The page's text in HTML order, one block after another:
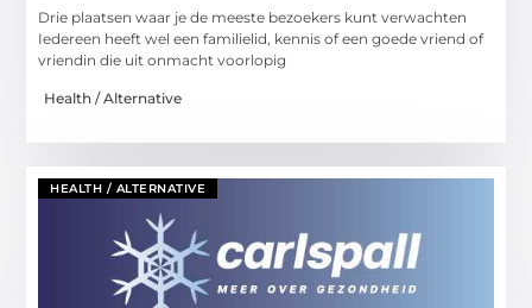
Drie plaatsen waar je de meeste bezoekers kunt verwachten
Iedereen heeft wel een familielid, kennis of een goede vriend of
vriendin die uit onmacht voorlopig
Health / Alternative
HEALTH / ALTERNATIVE